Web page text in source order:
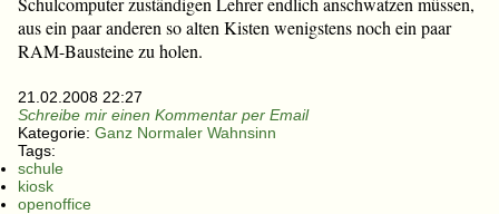
aus ein paar anderen so alten Kisten wenigstens noch ein paar
RAM-Bausteine zu holen.
21.02.2008 22:27
Schreibe mir einen Kommentar per Email
Kategorie: Ganz Normaler Wahnsinn
Tags:
schule
kiosk
openoffice